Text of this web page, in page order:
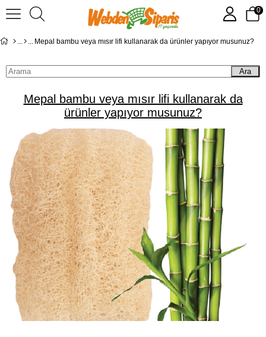
0
Mepal bambu veya mısır lifi kullanarak da ürünler yapıyor musunuz?
Ara
Mepal bambu veya mısır lifi kullanarak da
ürünler yapıyor musunuz?